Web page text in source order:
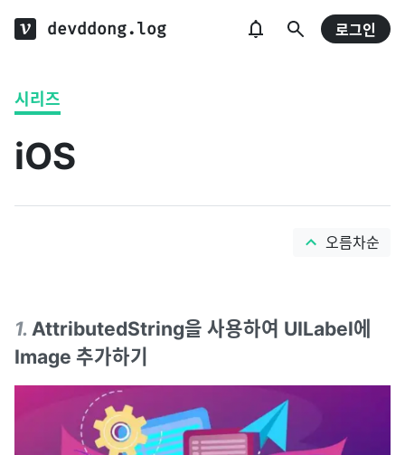
devddong.log 로그인
시리즈
iOS
오름차순
1. AttributedString을 사용하여 UILabel에
Image 추가하기